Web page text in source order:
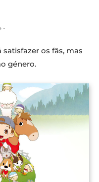
-
os fãs, mas
género.